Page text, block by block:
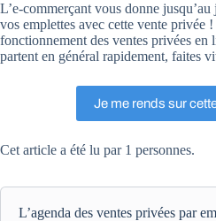
L’e-commerçant vous donne
vos emplettes avec cette vente privée
fonctionnement des ventes privées
partent en général rapidement, faites
Je me rends sur
Cet article a été lu par 1 personnes.
L’agenda des ventes privées par